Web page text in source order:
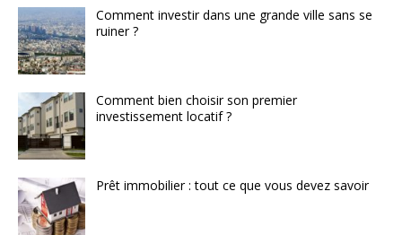
Comment investir dans une grande ville sans se
ruiner ?
Comment bien choisir son premier
investissement locatif ?
Prêt immobilier : tout ce que vous devez savoir